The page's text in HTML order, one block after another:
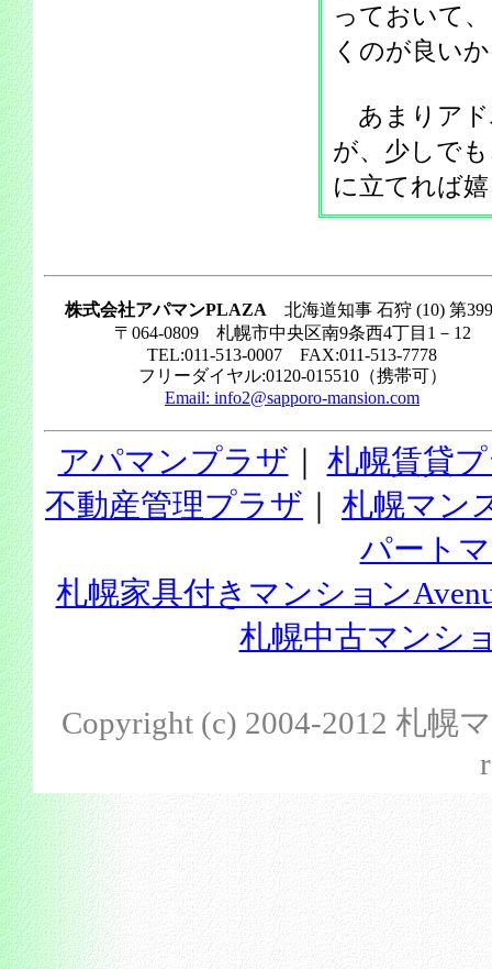
っておいて
くのが良い
あまりアド
が、少しで
に立てれば
株式会社アパマンPLAZA 北海道知事 石狩 (10) 第
〒064-0809 札幌市中央区南9条西4丁目1－12
TEL:011-513-0007 FAX:011-513-7778
フリーダイヤル:0120-015510（携帯可）
Email: info2@sapporo-mansion.com
アパマンプラザ ｜ 札幌賃貸
不動産管理プラザ ｜ 札幌マン
パート
札幌家具付きマンション
札幌中古マンシ
Copyright (c) 2004-2012 札幌